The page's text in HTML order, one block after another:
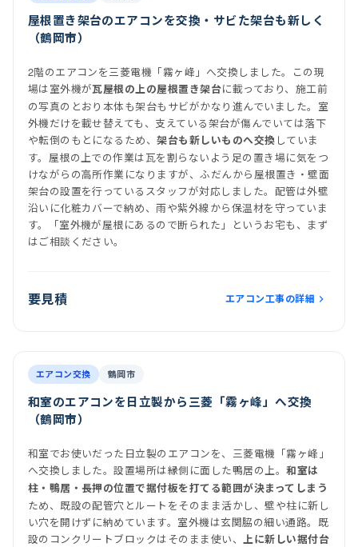
屋根置き架台のエアコンを交換・サビた架台も新しく
（鶴岡市）
2階のエアコンを三菱電機「霧ヶ峰」へ交換しました。この現
場は室外機が瓦屋根の上の屋根置き架台に載っており、施工前
の写真のとおり本体も架台もサビがかなり進んでいました。室
外機だけを載せ替えても、支えている架台が傷んでいては落下
や転倒のもとになるため、架台も新しいものへ交換 していま
す。屋根の上での作業は瓦を割らないよう足の置き場に気をつ
けながらの高所作業になりますが、ふだんから屋根置き・壁面
架台の設置を行っているスタッフが対応しました。配管は外壁
沿いに化粧カバーで納め、雨や紫外線から保温材を守っていま
す。「室外機が屋根にあるので断られた」というお宅も、まず
はご相談ください。
要見積 エアコン工事の詳細
施工後
エアコン交換 鶴岡市
和室のエアコンを日立製から三菱「霧ヶ峰」へ交換
（鶴岡市）
和室でお使いだった日立製のエアコンを、三菱電機「霧ヶ峰」
へ交換しました。設置場所は縁側に面した鴨居の上。和室は
柱・鴨居・長押の位置で据付板を打てる範囲が決まってしまう
ため、既設の配管穴とルートをそのまま活かし、壁や柱に新し
い穴を開けずに納めています。室外機は玄関脇の細い通路。既
設のコンクリートブロックはそのまま使い、
上に新しい据付台